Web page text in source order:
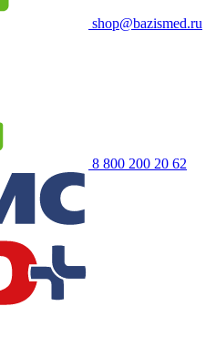
shop@bazismed.ru
8 800 200 20 62